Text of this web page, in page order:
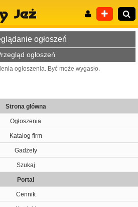
ogłoszeń
ogłoszeń
ogłoszenia. Być może wygasło.
Strona główna
Ogłoszenia
Katalog firm
Gadżety
Szukaj
Portal
Cennik